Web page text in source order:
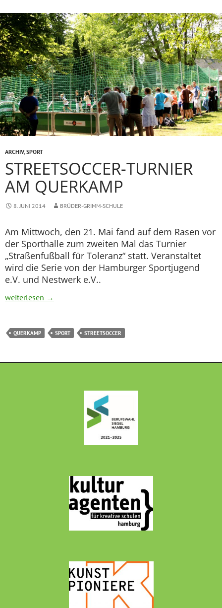
ARCHIV,SPORT
STREETSOCCER-TURNIER
AM QUERKAMP
8. JUNI 2014 BRÜDER-GRIMM-SCHULE
Am Mittwoch, den 21. Mai fand auf dem Rasen vor
der Sporthalle zum zweiten Mal das Turnier
„Straßenfußball für Toleranz“ statt. Veranstaltet
wird die Serie von der Hamburger Sportjugend
e.V. und Nestwerk e.V..
Streetsoccer-Turnier am Querkamp
weiterlesen →
QUERKAMP SPORT STREETSOCCER